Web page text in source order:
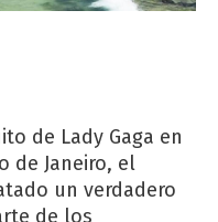
de Lady Gaga en
de Janeiro, el
un verdadero
de los